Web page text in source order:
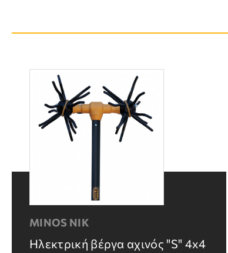
MINOS NIK
Ηλεκτρική βέργα αχινός "S" 4x4